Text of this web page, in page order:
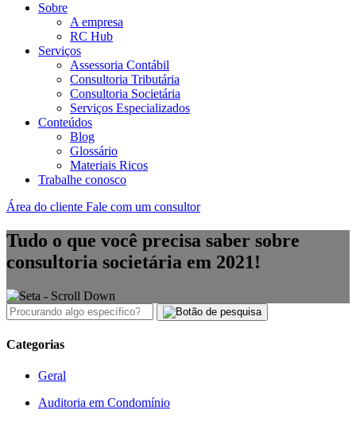
Sobre
A empresa
RC Hub
Serviços
Assessoria Contábil
Consultoria Tributária
Consultoria Societária
Serviços Especializados
Conteúdos
Blog
Glossário
Materiais Ricos
Trabalhe conosco
Área do cliente Fale com um consultor
Tudo o que você precisa saber sobre
consultoria societária em 2021!
Categorias
Geral
Auditoria em Condomínio